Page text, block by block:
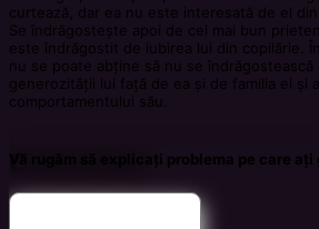
curtează, dar ea nu este interesată de el din
Se îndrăgostește apoi de cel mai bun
este îndrăgostit de iubirea lui din copilărie.
nu se poate abține să nu se îndrăgostească
generozității lui față de ea și de familia ei și
comportamentului său.
Vă rugăm să explicați problema pe care
Comments